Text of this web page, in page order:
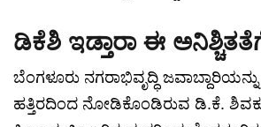
ಡಿಕೆಶಿ ಇಡ್ತಾರಾ ಈ
ಬೆಂಗಳೂರು ನಗರಾಭಿವೃದ್ಧಿ
ಹತ್ತಿರದಿಂದ ನೋಡಿಕೊಂಡಿರುವ ಡಿ.ಕೆ.